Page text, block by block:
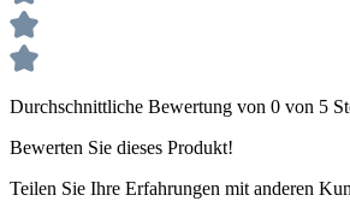
Durchschnittliche Bewertung von 0 von 5
Bewerten Sie dieses Produkt!
Teilen Sie Ihre Erfahrungen mit anderen